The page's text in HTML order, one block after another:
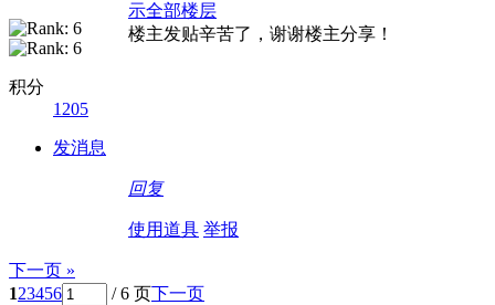
积分
1205
发消息
示全部楼层
楼主发贴辛苦了，谢谢楼主分享！
回复
使用道具 举报
下一页 »
123456 / 6 页下一页